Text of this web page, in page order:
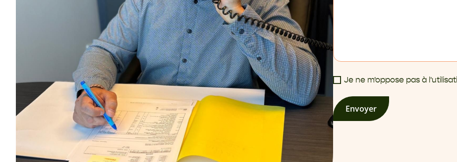
Je ne m'oppose pas à
Envoyer